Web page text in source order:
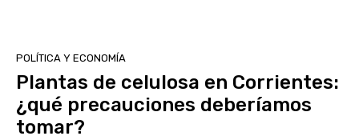
POLÍTICA Y ECONOMÍA
Plantas de celulosa en Corrientes:
¿qué precauciones deberíamos
tomar?